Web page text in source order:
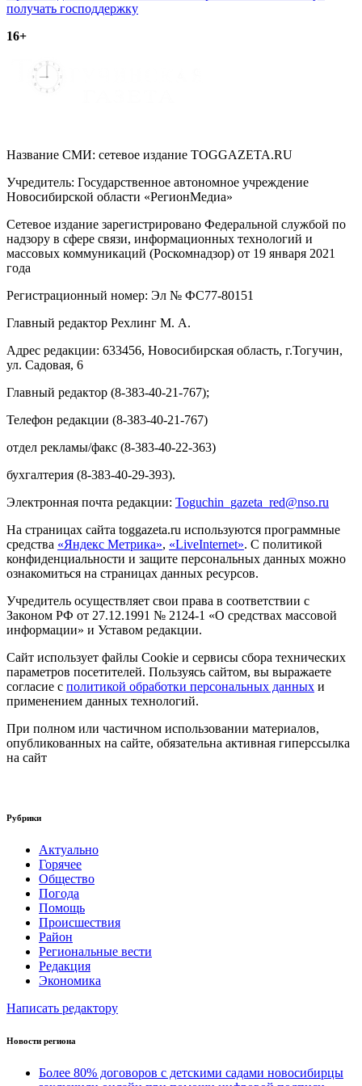
получать господдержку
16+
Название СМИ: cетевое издание TOGGAZETA.RU
Учредитель: Государственное автономное учреждение
Новосибирской области «РегионМедиа»
Сетевое издание зарегистрировано Федеральной службой по
надзору в сфере связи, информационных технологий и
массовых коммуникаций (Роскомнадзор) от 19 января 2021
года
Регистрационный номер: Эл № ФС77-80151
Главный редактор Рехлинг М. А.
Адрес редакции: 633456, Новосибирская область, г.Тогучин,
ул. Садовая, 6
Главный редактор (8-383-40-21-767);
Телефон редакции (8-383-40-21-767)
отдел рекламы/факс (8-383-40-22-363)
бухгалтерия (8-383-40-29-393).
Электронная почта редакции: Toguchin gazeta red@nso.ru
На страницах сайта toggazeta.ru используются программные
средства «Яндекс Метрика», «LiveInternet». С политикой
конфиденциальности и защите персональных данных можно
ознакомиться на страницах данных ресурсов.
Учредитель осуществляет свои права в соответствии с
Законом РФ от 27.12.1991 № 2124-1 «О средствах массовой
информации» и Уставом редакции.
Сайт использует файлы Cookie и сервисы сбора технических
параметров посетителей. Пользуясь сайтом, вы выражаете
согласие с политикой обработки персональных данных и
применением данных технологий.
При полном или частичном использовании материалов,
опубликованных на сайте, обязательна активная гиперссылка
на сайт
Рубрики
Актуально
Горячее
Общество
Погода
Помощь
Происшествия
Район
Региональные вести
Редакция
Экономика
Написать редактору
Новости региона
Более 80% договоров с детскими садами новосибирцы